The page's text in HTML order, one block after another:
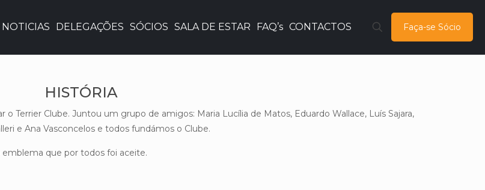
NOTICIAS DELEGAÇÕES SÓCIOS SALA DE ESTAR FAQ’s CONTACTOS Faça-se Sócio
HISTÓRIA
Terrier Clube. Juntou um grupo de amigos: Maria Lucília de Matos, Eduardo Wallace, Luís Sajara,
e Ana Vasconcelos e todos fundámos o Clube.
que por todos foi aceite.